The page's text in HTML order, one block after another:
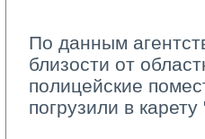
По данным
близости от
полицейские
погрузили в